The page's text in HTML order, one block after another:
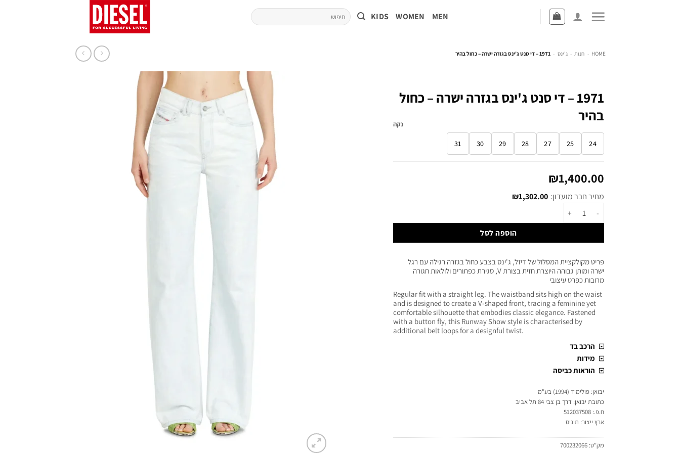
MEN
WOMEN
KIDS
HOME
- חנות - ג'ינס - 1971 – די סנט ג'ינס בגזרה ישרה – כחול בהיר
1971 – די סנט ג'ינס בגזרה ישרה – כחול
בהיר
24
25
27
28
29
30
31
נקה
₪1,400.00
מחיר חבר מועדון: ₪1,302.00
הוספה לסל
פריט מקולקציית המסלול של דיזל, ג'ינס בצבע כחול בגזרה רגילה עם רגל
ישרה ומותן גבוהה היוצרת חזית בצורת V, סגירת כפתורים ולולאות חגורה
מרובות כפרט עיצובי
Regular fit with a straight leg. The waistband sits high on the waist
and is designed to create a V-shaped front, tracing a feminine yet
comfortable silhouette that embodies classic elegance. Fastened
with a button fly, this Runway Show style is characterised by
additional belt loops for a designful twist.
הרכב בד
מידות
הוראות כביסה
יבואן: פולימוד (1994) בע"מ
כתובת יבואן: דרך בן צבי 84 תל אביב
ח.פ.: 512037508
ארץ ייצור: תוניס
מק"ט: 700232066